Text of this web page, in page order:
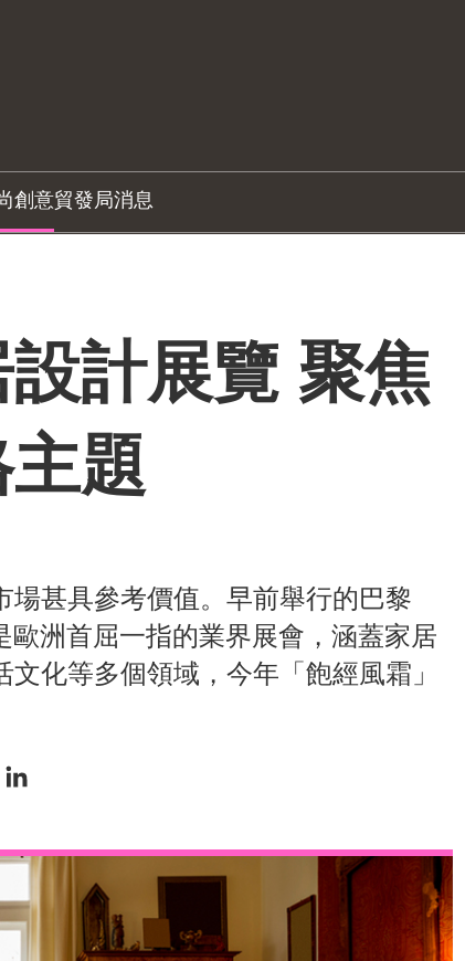
創意貿發局消息
計展覽 聚焦
題
場甚具參考價值。早前舉行的巴黎
洲首屈一指的業界展會，涵蓋家居
化等多個領域，今年「飽經風霜」